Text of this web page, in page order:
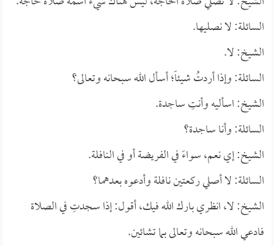
السائلة: لا نصليها.
الشيخ: لا.
السائلة: وإذا أردتُ شيئاً؛ أسأل الله سبحانه وتعالى؟
الشيخ: اسأليه وأنتِ ساجدة.
السائلة: وأنا ساجدة؟
الشيخ: إي نعم، سواءً في الفريضة أو في النافلة.
السائلة: لا أصلي ركعتين نافلة وأدعوه بعدهما؟
الشيخ: لا، انظري بارك الله فيك، أقول: إذا سجدتِ في الصلاة
فادعي الله سبحانه وتعالى بما تشائين.